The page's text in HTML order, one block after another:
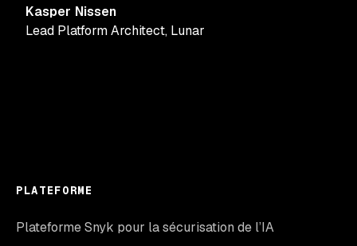
Kasper Nissen
Lead Platform Architect, Lunar
PLATEFORME
Plateforme Snyk pour la sécurisation de l’IA